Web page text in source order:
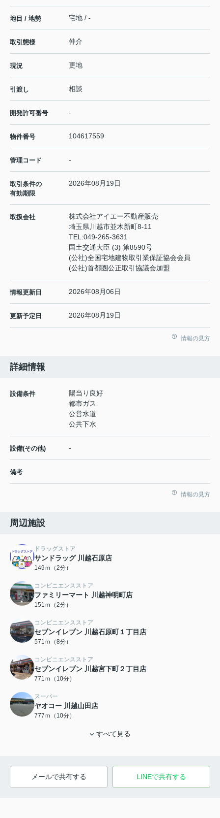
地目 / 地勢 宅地 / -
取引態様 仲介
現況 更地
引渡し 相談
開発許可番号 -
物件番号 104617559
管理コード -
取引条件の
有効期限
2026年08月19日
取扱会社
株式会社アイエー不動産販売
埼玉県川越市並木新町8-11
TEL:049-265-3631
国土交通大臣 (3) 第8590号
(公社)全国宅地建物取引業保証協会会員
(公社)首都圏公正取引協議会加盟
情報更新日 2026年08月06日
更新予定日 2026年08月19日
情報の見方
詳細情報
設備条件
陽当り良好
都市ガス
公営水道
公共下水
設備(その他) -
備考
情報の見方
周辺施設
ドラッグストア
サンドラッグ 川越石原店
149ｍ（2分）
コンビニエンスストア
ファミリーマート 川越神明町店
151ｍ（2分）
コンビニエンスストア
セブンイレブン 川越石原町１丁目店
571ｍ（8分）
コンビニエンスストア
セブンイレブン 川越宮下町２丁目店
771ｍ（10分）
スーパー
ヤオコー 川越山田店
777ｍ（10分）
すべて見る
メールで共有する LINEで共有する